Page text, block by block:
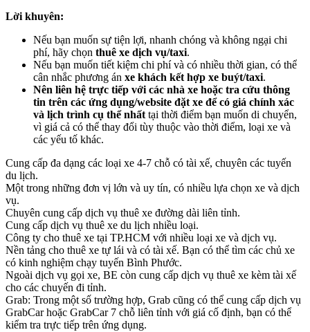
Lời khuyên:
Nếu bạn muốn sự tiện lợi, nhanh chóng và không ngại chi
phí, hãy chọn thuê xe dịch vụ/taxi.
Nếu bạn muốn tiết kiệm chi phí và có nhiều thời gian, có thể
cân nhắc phương án xe khách kết hợp xe buýt/taxi.
Nên liên hệ trực tiếp với các nhà xe hoặc tra cứu thông
tin trên các ứng dụng/website đặt xe để có giá chính xác
và lịch trình cụ thể nhấttại thời điểm bạn muốn di chuyển,
vì giá cả có thể thay đổi tùy thuộc vào thời điểm, loại xe và
các yếu tố khác.
Cung cấp đa dạng các loại xe 4-7 chỗ có tài xế, chuyên các tuyến
du lịch.
Một trong những đơn vị lớn và uy tín, có nhiều lựa chọn xe và dịch
vụ.
Chuyên cung cấp dịch vụ thuê xe đường dài liên tỉnh.
Cung cấp dịch vụ thuê xe du lịch nhiều loại.
Công ty cho thuê xe tại TP.HCM với nhiều loại xe và dịch vụ.
Nền tảng cho thuê xe tự lái và có tài xế. Bạn có thể tìm các chủ xe
có kinh nghiệm chạy tuyến Bình Phước.
Ngoài dịch vụ gọi xe, BE còn cung cấp dịch vụ thuê xe kèm tài xế
cho các chuyến đi tỉnh.
Grab: Trong một số trường hợp, Grab cũng có thể cung cấp dịch vụ
GrabCar hoặc GrabCar 7 chỗ liên tỉnh với giá cố định, bạn có thể
kiểm tra trực tiếp trên ứng dụng.